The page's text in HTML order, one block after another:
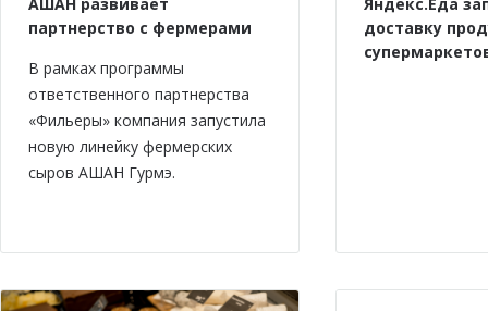
партнерство с фермерами
В рамках программы
ответственного партнерства
«Фильеры» компания запустила
новую линейку фермерских
сыров АШАН Гурмэ.
доставку